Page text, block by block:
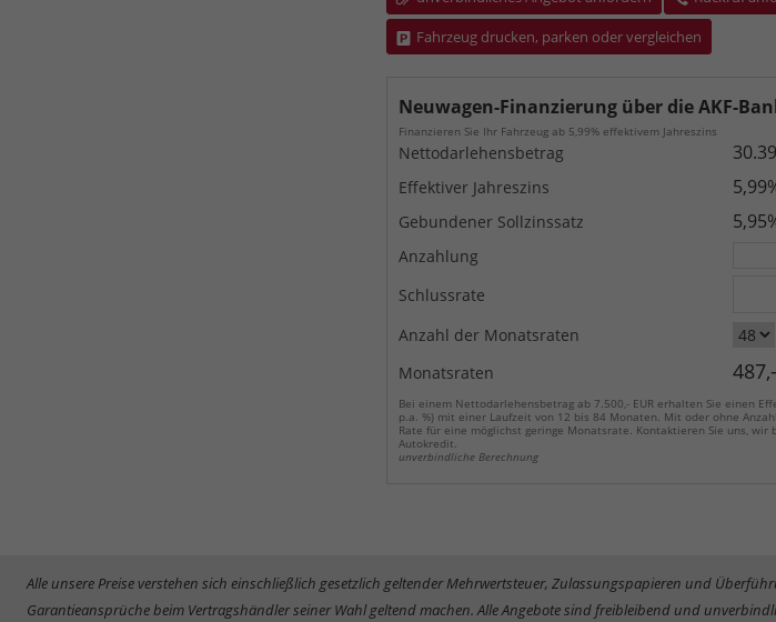
Fahrzeug drucken, parken oder vergleichen
Neuwagen-Finanzierung über die AKF-
Finanzieren Sie Ihr Fahrzeug ab 5,99% effektivem Jahreszins
Nettodarlehensbetrag
Effektiver Jahreszins
Gebundener Sollzinssatz
Anzahlung
Schlussrate
Anzahl der Monatsraten
Monatsraten
Bei einem Nettodarlehensbetrag ab 7.500,- EUR erhalten Sie einen
p.a. %) mit einer Laufzeit von 12 bis 84 Monaten. Mit oder ohne
Rate für eine möglichst geringe Monatsrate. Kontaktieren Sie uns,
Autokredit.
unverbindliche Berechnung
Alle unsere Preise verstehen sich einschließlich gesetzlich geltender Mehrwertsteuer, Zulassungspapieren und
Garantieansprüche beim Vertragshändler seiner Wahl geltend machen. Alle Angebote sind freibleibend und